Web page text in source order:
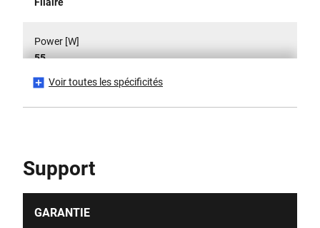
Power [W]
55
258
Poids brut du produit [Kg]
Voir toutes les spécificités
Support
GARANTIE